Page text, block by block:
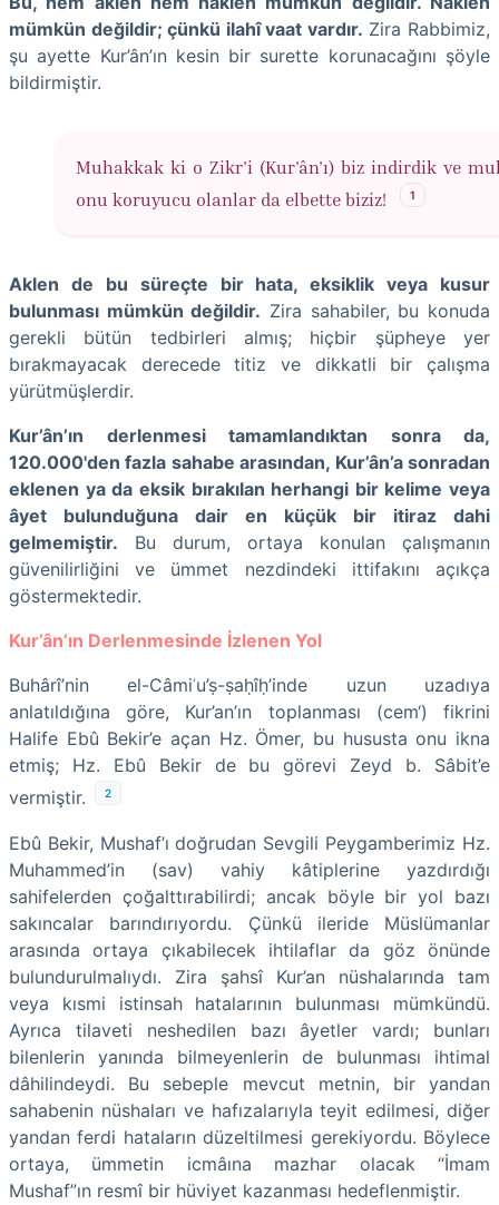
mümkün değildir; çünkü ilahî vaat vardır. Zira Rabbimiz,
şu ayette Kur’ân’ın kesin bir surette korunacağını şöyle
bildirmiştir.
Muhakkak ki o Zikr'i (Kur'ân'ı) biz indirdik ve
onu koruyucu olanlar da elbette biziz!
1
Aklen de bu süreçte bir hata, eksiklik veya kusur
bulunması mümkün değildir. Zira sahabiler, bu konuda
gerekli bütün tedbirleri almış; hiçbir şüpheye yer
bırakmayacak derecede titiz ve dikkatli bir çalışma
yürütmüşlerdir.
Kur’ân’ın derlenmesi tamamlandıktan sonra da,
120.000'den fazla sahabe arasından, Kur’ân’a sonradan
eklenen ya da eksik bırakılan herhangi bir kelime veya
âyet bulunduğuna dair en küçük bir itiraz dahi
gelmemiştir. Bu durum, ortaya konulan çalışmanın
güvenilirliğini ve ümmet nezdindeki ittifakını açıkça
göstermektedir.
Kur’ân’ın Derlenmesinde İzlenen Yol
Buhârî’nin el-Câmiʿu’ṣ-ṣaḥîḥ’inde uzun uzadıya
anlatıldığına göre, Kur’an’ın toplanması (cem‘) fikrini
Halife Ebû Bekir’e açan Hz. Ömer, bu hususta onu ikna
etmiş; Hz. Ebû Bekir de bu görevi Zeyd b. Sâbit’e
vermiştir.
2
Ebû Bekir, Mushaf’ı doğrudan Sevgili Peygamberimiz Hz.
Muhammed’in (sav) vahiy kâtiplerine yazdırdığı
sahifelerden çoğalttırabilirdi; ancak böyle bir yol bazı
sakıncalar barındırıyordu. Çünkü ileride Müslümanlar
arasında ortaya çıkabilecek ihtilaflar da göz önünde
bulundurulmalıydı. Zira şahsî Kur’an nüshalarında tam
veya kısmi istinsah hatalarının bulunması mümkündü.
Ayrıca tilaveti neshedilen bazı âyetler vardı; bunları
bilenlerin yanında bilmeyenlerin de bulunması ihtimal
dâhilindeydi. Bu sebeple mevcut metnin, bir yandan
sahabenin nüshaları ve hafızalarıyla teyit edilmesi, diğer
yandan ferdi hataların düzeltilmesi gerekiyordu. Böylece
ortaya, ümmetin icmâına mazhar olacak “İmam
Mushaf”ın resmî bir hüviyet kazanması hedeflenmiştir.